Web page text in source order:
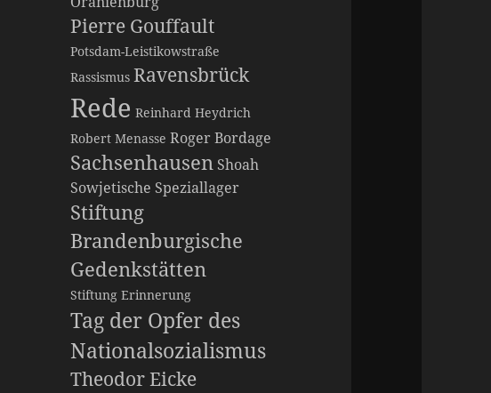
Pierre Gouffault
Potsdam-Leistikowstraße
Rassismus Ravensbrück
Rede Reinhard Heydrich
Robert Menasse Roger Bordage
Sachsenhausen Shoah
Sowjetische Speziallager
Stiftung
Brandenburgische
Gedenkstätten
Stiftung Erinnerung
Tag der Opfer des
Nationalsozialismus
Theodor Eicke